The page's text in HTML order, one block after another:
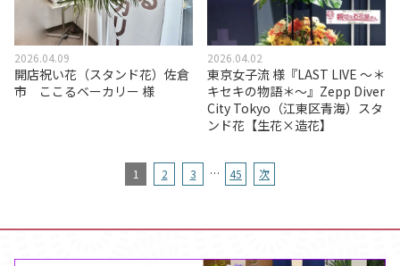
2026.04.09
開店祝い花（スタンド花）佐倉
市 ここるベーカリー 様
2026.04.02
東京女子流 様『LAST LIVE ～＊
キセキの物語＊～』Zepp Diver
City Tokyo（江東区青海）スタ
ンド花【生花×造花】
1 2 3 … 45 次